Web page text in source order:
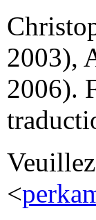
2003),
2006).
<